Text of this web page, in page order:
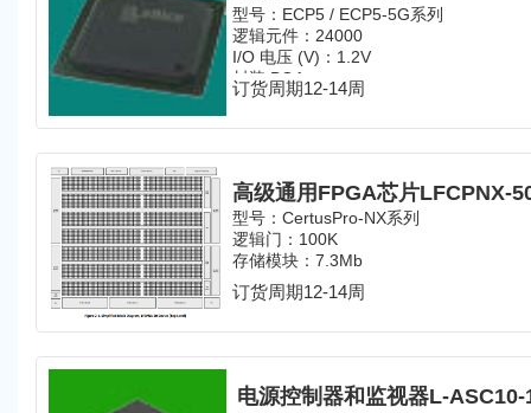
型号：ECP5 / ECP5-5G系列
逻辑元件：24000
I/O 电压 (V)：1.2V
封装:BGA
引脚数：381
订货周期12-14周
型号：CertusPro-NX系列
逻辑门：100K
存储模块：7.3Mb
订货周期12-14周
电源控制器和监视器L-ASC10-